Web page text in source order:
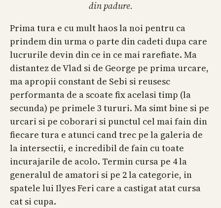
din padure.
Prima tura e cu mult haos la noi pentru ca
prindem din urma o parte din cadeti dupa care
lucrurile devin din ce in ce mai rarefiate. Ma
distantez de Vlad si de George pe prima urcare,
ma apropii constant de Sebi si reusesc
performanta de a scoate fix acelasi timp (la
secunda) pe primele 3 tururi. Ma simt bine si pe
urcari si pe coborari si punctul cel mai fain din
fiecare tura e atunci cand trec pe la galeria de
la intersectii, e incredibil de fain cu toate
incurajarile de acolo. Termin cursa pe 4 la
generalul de amatori si pe 2 la categorie, in
spatele lui Ilyes Feri care a castigat atat cursa
cat si cupa.